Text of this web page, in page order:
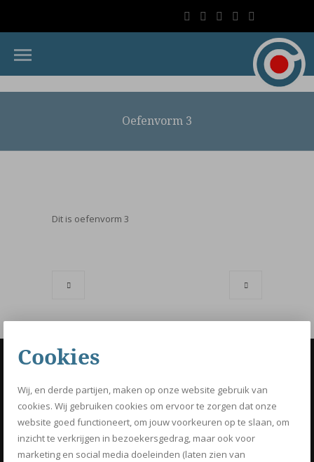
Cookies
Wij, en derde partijen, maken op onze website gebruik van
cookies. Wij gebruiken cookies om ervoor te zorgen dat onze
website goed functioneert, om jouw voorkeuren op te slaan, om
inzicht te verkrijgen in bezoekersgedrag, maar ook voor
marketing en social media doeleinden (laten zien van
Oefenvorm 3
Dit is oefenvorm 3
Know how to be fit
BOEK NU JE GRATIS PERSONAL
TRAINING